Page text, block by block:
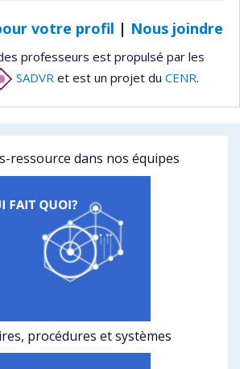
votre profil | Nous joindre
professeurs est propulsé par les
SADVR et est un projet du CENR.
ressource dans nos équipes
procédures et systèmes